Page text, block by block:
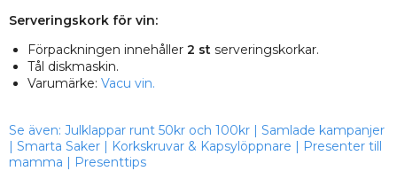
Serveringskork för vin:
Förpackningen innehåller 2 st serveringskorkar.
Tål diskmaskin.
Varumärke: Vacu vin.
Se även: Julklappar runt 50kr och 100kr | Samlade kampanjer
| Smarta Saker | Korkskruvar & Kapsylöppnare | Presenter till
mamma | Presenttips